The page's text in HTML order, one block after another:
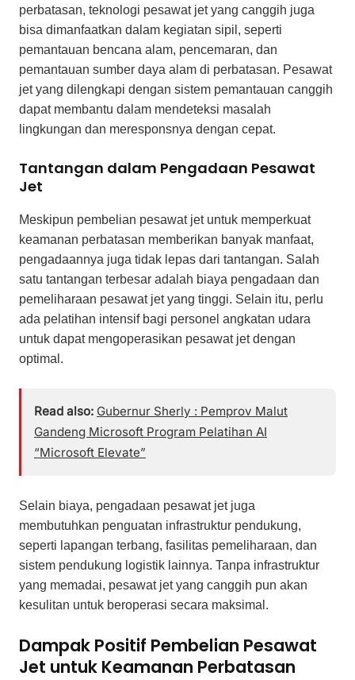
perbatasan, teknologi pesawat jet yang canggih juga
bisa dimanfaatkan dalam kegiatan sipil, seperti
pemantauan bencana alam, pencemaran, dan
pemantauan sumber daya alam di perbatasan. Pesawat
jet yang dilengkapi dengan sistem pemantauan canggih
dapat membantu dalam mendeteksi masalah
lingkungan dan meresponsnya dengan cepat.
Tantangan dalam Pengadaan Pesawat
Jet
Meskipun pembelian pesawat jet untuk memperkuat
keamanan perbatasan memberikan banyak manfaat,
pengadaannya juga tidak lepas dari tantangan. Salah
satu tantangan terbesar adalah biaya pengadaan dan
pemeliharaan pesawat jet yang tinggi. Selain itu, perlu
ada pelatihan intensif bagi personel angkatan udara
untuk dapat mengoperasikan pesawat jet dengan
optimal.
Read also: Gubernur Sherly : Pemprov Malut
Gandeng Microsoft Program Pelatihan AI
“Microsoft Elevate”
Selain biaya, pengadaan pesawat jet juga
membutuhkan penguatan infrastruktur pendukung,
seperti lapangan terbang, fasilitas pemeliharaan, dan
sistem pendukung logistik lainnya. Tanpa infrastruktur
yang memadai, pesawat jet yang canggih pun akan
kesulitan untuk beroperasi secara maksimal.
Dampak Positif Pembelian Pesawat
Jet untuk Keamanan Perbatasan